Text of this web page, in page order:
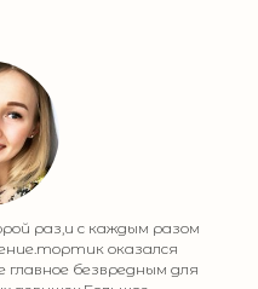
раз,и с каждым разом
оказался
безвредным для